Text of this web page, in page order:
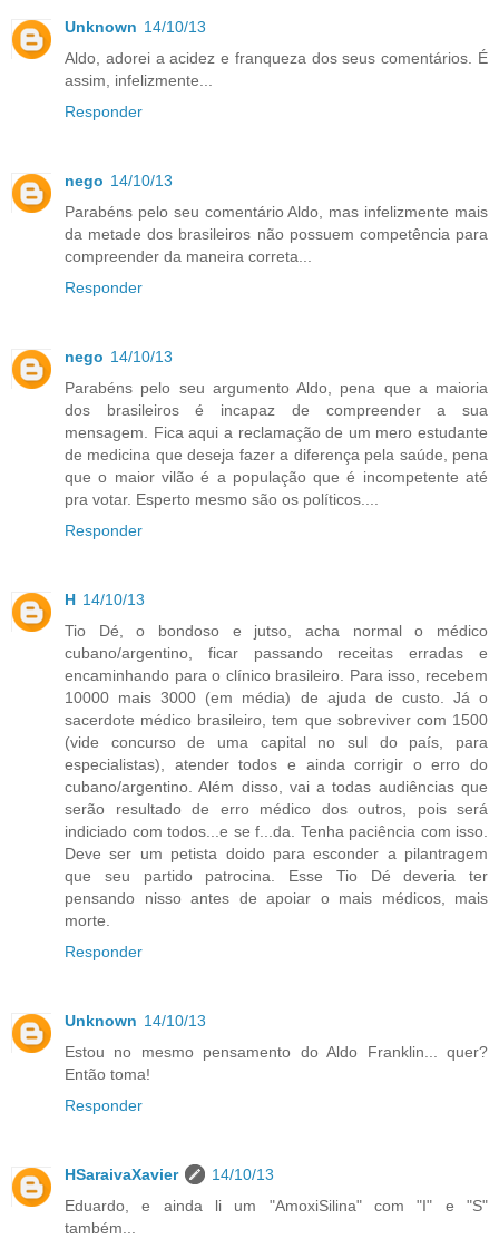
Unknown 14/10/13
Aldo, adorei a acidez e franqueza dos seus comentários. É
assim, infelizmente...
Responder
nego 14/10/13
Parabéns pelo seu comentário Aldo, mas infelizmente mais
da metade dos brasileiros não possuem competência para
compreender da maneira correta...
Responder
nego 14/10/13
Parabéns pelo seu argumento Aldo, pena que a maioria
dos brasileiros é incapaz de compreender a sua
mensagem. Fica aqui a reclamação de um mero estudante
de medicina que deseja fazer a diferença pela saúde, pena
que o maior vilão é a população que é incompetente até
pra votar. Esperto mesmo são os políticos....
Responder
H 14/10/13
Tio Dé, o bondoso e jutso, acha normal o médico
cubano/argentino, ficar passando receitas erradas e
encaminhando para o clínico brasileiro. Para isso, recebem
10000 mais 3000 (em média) de ajuda de custo. Já o
sacerdote médico brasileiro, tem que sobreviver com 1500
(vide concurso de uma capital no sul do país, para
especialistas), atender todos e ainda corrigir o erro do
cubano/argentino. Além disso, vai a todas audiências que
serão resultado de erro médico dos outros, pois será
indiciado com todos...e se f...da. Tenha paciência com isso.
Deve ser um petista doido para esconder a pilantragem
que seu partido patrocina. Esse Tio Dé deveria ter
pensando nisso antes de apoiar o mais médicos, mais
morte.
Responder
Unknown 14/10/13
Estou no mesmo pensamento do Aldo Franklin... quer?
Então toma!
Responder
HSaraivaXavier
14/10/13
Eduardo, e ainda li um "AmoxiSilina" com "I" e "S"
também...